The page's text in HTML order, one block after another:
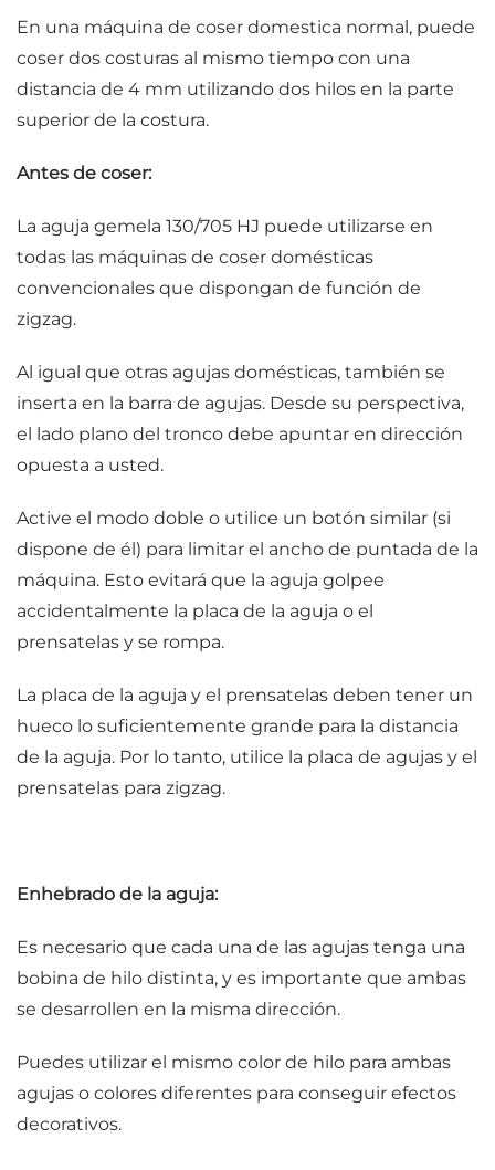
En una máquina de coser domestica normal, puede
coser dos costuras al mismo tiempo con una
distancia de 4 mm utilizando dos hilos en la parte
superior de la costura.
Antes de coser:
La aguja gemela 130/705 HJ puede utilizarse en
todas las máquinas de coser domésticas
convencionales que dispongan de función de
zigzag.
Al igual que otras agujas domésticas, también se
inserta en la barra de agujas. Desde su perspectiva,
el lado plano del tronco debe apuntar en dirección
opuesta a usted.
Active el modo doble o utilice un botón similar (si
dispone de él) para limitar el ancho de puntada de la
máquina. Esto evitará que la aguja golpee
accidentalmente la placa de la aguja o el
prensatelas y se rompa.
La placa de la aguja y el prensatelas deben tener un
hueco lo suficientemente grande para la distancia
de la aguja. Por lo tanto, utilice la placa de agujas y el
prensatelas para zigzag.
Enhebrado de la aguja:
Es necesario que cada una de las agujas tenga una
bobina de hilo distinta, y es importante que ambas
se desarrollen en la misma dirección.
Puedes utilizar el mismo color de hilo para ambas
agujas o colores diferentes para conseguir efectos
decorativos.